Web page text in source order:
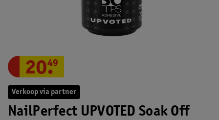
Verkoop via partner
NailPerfect UPVOTED Soak Off
20.
49